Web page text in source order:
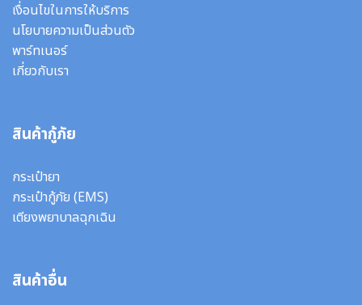
เงื่อนไขในการให้บริการ
นโยบายความเป็นส่วนตัว
พาร์ทเนอร์
เกี่ยวกับเรา
สินค้ากู้ภัย
กระเป๋ายา
กระเป๋ากู้ภัย (EMS)
เตียงพยาบาลฉุกเฉิน
สินค้าอื่น